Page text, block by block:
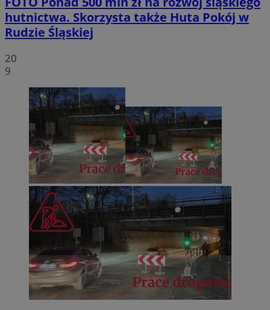
hutnictwa. Skorzysta także Huta Pokój w
Rudzie Śląskiej
20
9